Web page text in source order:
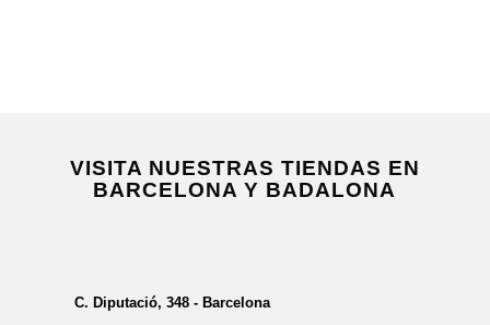
VISITA NUESTRAS TIENDAS EN
BARCELONA Y BADALONA
C. Diputació, 348 - Barcelona